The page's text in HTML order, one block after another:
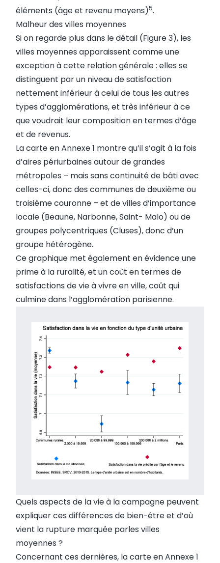
éléments (âge et revenu moyens)5.
Malheur des villes moyennes
Si on regarde plus dans le détail (Figure 3), les
villes moyennes apparaissent comme une
exception à cette relation générale : elles se
distinguent par un niveau de satisfaction
nettement inférieur à celui de tous les autres
types d’agglomérations, et très inférieur à ce
que voudrait leur composition en termes d’âge
et de revenus.
La carte en Annexe 1 montre qu’il s’agit à la fois
d’aires périurbaines autour de grandes
métropoles – mais sans continuité de bâti avec
celles-ci, donc des communes de deuxième ou
troisième couronne – et de villes d’importance
locale (Beaune, Narbonne, Saint- Malo) ou de
groupes polycentriques (Cluses), donc d’un
groupe hétérogène.
Ce graphique met également en évidence une
prime à la ruralité, et un coût en termes de
satisfactions de vie à vivre en ville, coût qui
culmine dans l’agglomération parisienne.
Quels aspects de la vie à la campagne peuvent
expliquer ces différences de bien-être et d’où
vient la rupture marquée parles villes
moyennes ?
Concernant ces dernières, la carte en Annexe 1